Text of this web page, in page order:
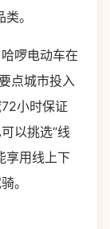
。
啰电动车在
点城市投入
小时保证
以挑选“线
享用线上下
。